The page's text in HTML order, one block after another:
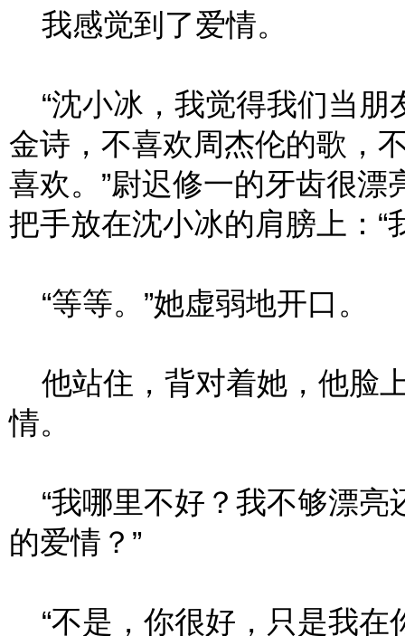
我感觉到了爱情。
“沈小冰，我觉得我们当朋
金诗，不喜欢周杰伦的歌，
喜欢。”尉迟修一的牙齿很
把手放在沈小冰的肩膀上：“
“等等。”她虚弱地开口。
他站住，背对着她，他脸
情。
“我哪里不好？我不够漂亮
的爱情？”
“不是，你很好，只是我在